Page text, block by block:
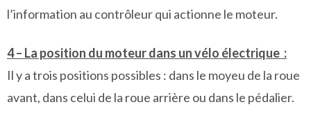
l’information au contrôleur qui actionne le moteur.
4 – La position du moteur dans un vélo électrique :
Il y a trois positions possibles : dans le moyeu de la roue
avant, dans celui de la roue arrière ou dans le pédalier.